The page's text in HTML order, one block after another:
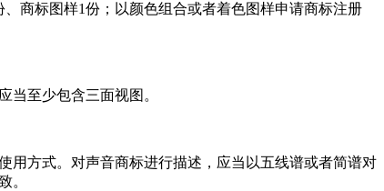
商标图样1份；以颜色组合或者着色图样申请商标注册
当至少包含三面视图。
用方式。对声音商标进行描述，应当以五线谱或者简谱对
。